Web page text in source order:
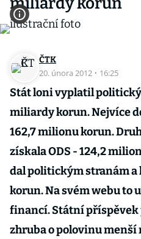
ČTK
20. února 2012 · 16:25
Stát loni vyplatil
miliardy korun. Nejvíce
162,7 milionu korun.
získala ODS - 124,2
dal politickým stranám
korun. Na svém webu to
financí. Státní
zhruba o polovinu menší